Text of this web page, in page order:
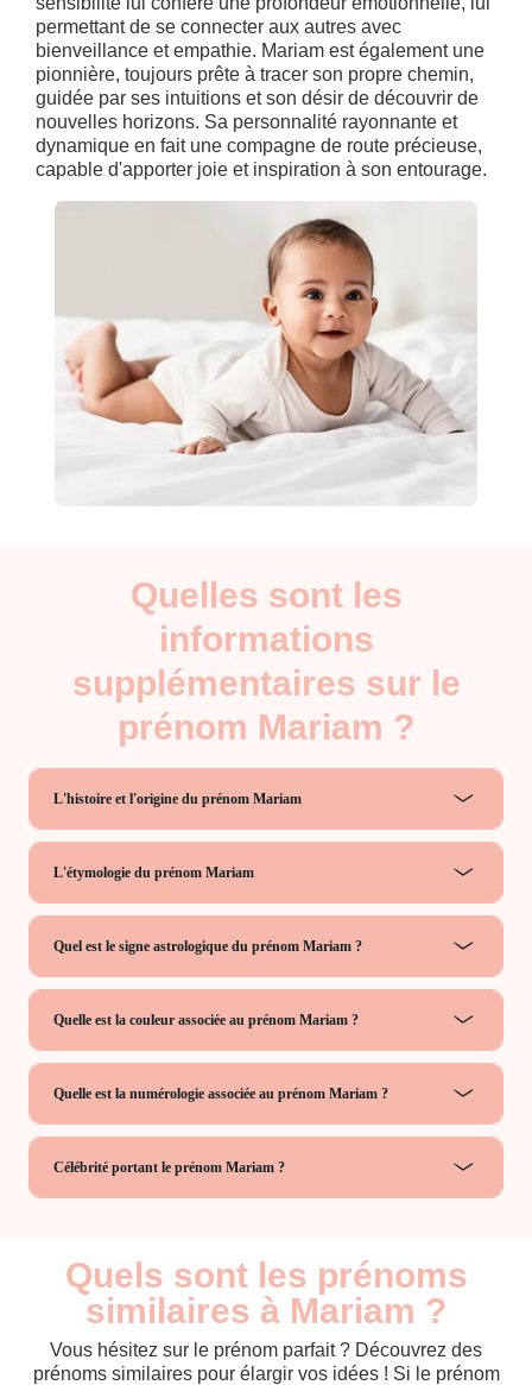
permettant de se connecter aux autres avec
bienveillance et empathie. Mariam est également une
pionnière, toujours prête à tracer son propre chemin,
guidée par ses intuitions et son désir de découvrir de
nouvelles horizons. Sa personnalité rayonnante et
dynamique en fait une compagne de route précieuse,
capable d'apporter joie et inspiration à son entourage.
Quelles sont les
informations
supplémentaires sur le
prénom Mariam ?
L'histoire et l'origine du prénom Mariam
L'étymologie du prénom Mariam
Quel est le signe astrologique du prénom Mariam ?
Quelle est la couleur associée au prénom Mariam ?
Quelle est la numérologie associée au prénom Mariam ?
Célébrité portant le prénom Mariam ?
Quels sont les prénoms
similaires à Mariam ?
Vous hésitez sur le prénom parfait ? Découvrez des
prénoms similaires pour élargir vos idées ! Si le prénom